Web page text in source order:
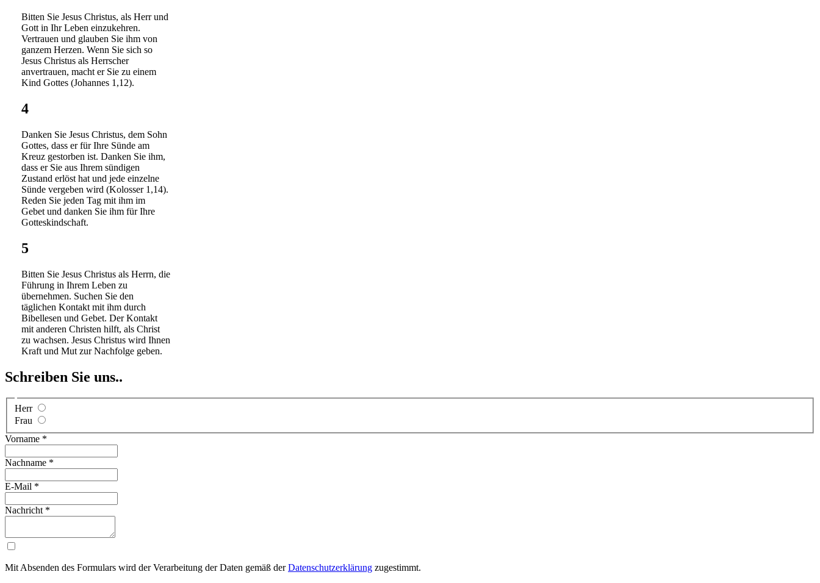
Bitten Sie Jesus Christus, als Herr und
Gott in Ihr Leben einzukehren.
Vertrauen und glauben Sie ihm von
ganzem Herzen. Wenn Sie sich so
Jesus Christus als Herrscher
anvertrauen, macht er Sie zu einem
Kind Gottes (Johannes 1,12).
4
Danken Sie Jesus Christus, dem Sohn
Gottes, dass er für Ihre Sünde am
Kreuz gestorben ist. Danken Sie ihm,
dass er Sie aus Ihrem sündigen
Zustand erlöst hat und jede einzelne
Sünde vergeben wird (Kolosser 1,14).
Reden Sie jeden Tag mit ihm im
Gebet und danken Sie ihm für Ihre
Gotteskindschaft.
5
Bitten Sie Jesus Christus als Herrn, die
Führung in Ihrem Leben zu
übernehmen. Suchen Sie den
täglichen Kontakt mit ihm durch
Bibellesen und Gebet. Der Kontakt
mit anderen Christen hilft, als Christ
zu wachsen. Jesus Christus wird Ihnen
Kraft und Mut zur Nachfolge geben.
Schreiben Sie uns..
Herr
Frau
Vorname *
Nachname *
E-Mail *
Nachricht *
Mit Absenden des Formulars wird der Verarbeitung der Daten gemäß derDatenschutzerklärung zugestimmt.